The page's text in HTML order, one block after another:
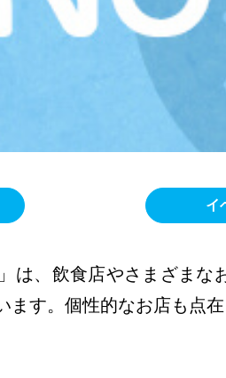
イ
は、飲食店やさまざま
ます。個性的なお店も点